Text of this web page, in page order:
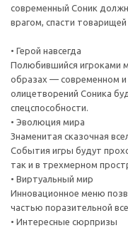
современный Соник
врагом, спасти
• Герой навсегда
Полюбившийся игроками
образах — современном и
олицетворений Соника
спецспособности.
• Эволюция мира
Знаменитая сказочная
События игры будут
так и в трехмерном
• Виртуальный мир
Инновационное меню
частью поразительной
• Интересные сюрпризы